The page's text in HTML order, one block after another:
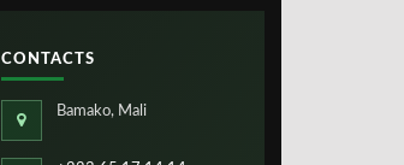
CONTACTS
Bamako, Mali